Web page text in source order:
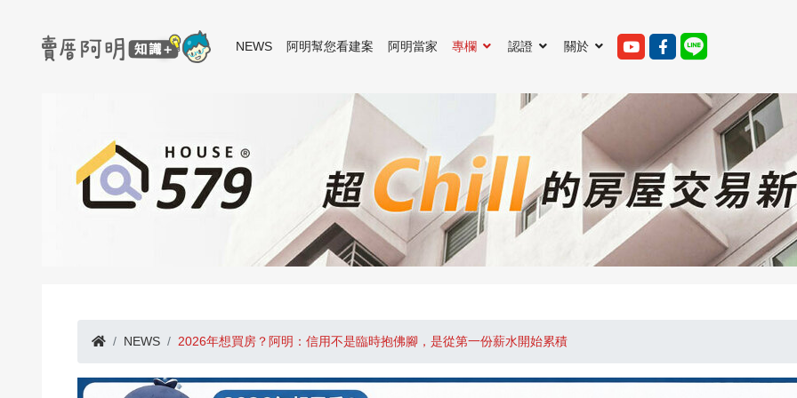
NEWS 阿明幫您看建案 阿明當家 專欄 認證 關於
NEWS 2026年想買房？阿明：信用不是臨時抱佛腳，是從第一份薪水開始累積